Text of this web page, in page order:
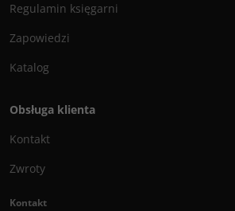
Regulamin księgarni
Zapowiedzi
Katalog
Obsługa klienta
Kontakt
Zwroty
Kontakt